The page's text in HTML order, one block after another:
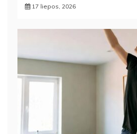
17 liepos, 2026